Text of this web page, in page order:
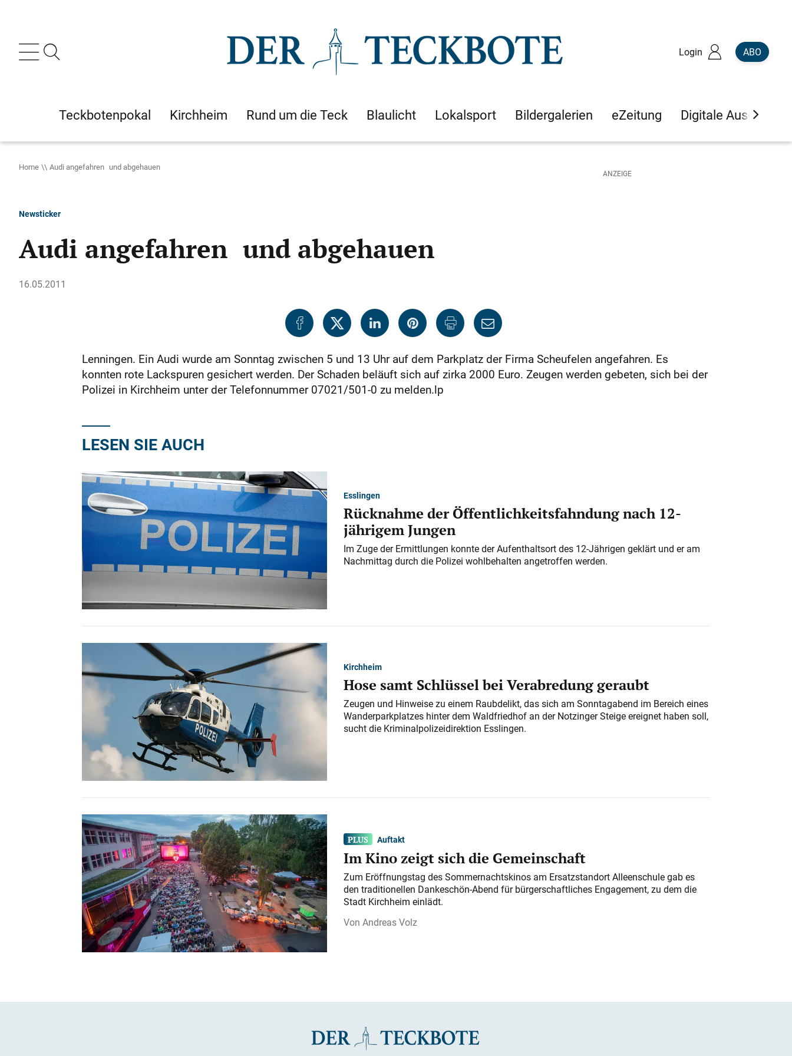
Login ABO
Teckbotenpokal Kirchheim Rund um die Teck Blaulicht Lokalsport Bildergalerien eZeitung Digitale Ausgaben
Home Audi angefahren und abgehauen
Newsticker
Audi angefahren und abgehauen
16.05.2011
Lenningen. Ein Audi wurde am Sonntag zwischen 5 und 13 Uhr auf dem Parkplatz der Firma Scheufelen angefahren. Es
konnten rote Lackspuren gesichert werden. Der Schaden beläuft sich auf zirka 2000 Euro. Zeugen werden gebeten, sich bei der
Polizei in Kirchheim unter der Telefonnummer 07021/501-0 zu melden.lp
LESEN SIE AUCH
Esslingen
Rücknahme der Öffentlichkeitsfahndung nach 12-
jährigem Jungen
Im Zuge der Ermittlungen konnte der Aufenthaltsort des 12-Jährigen geklärt und er am
Nachmittag durch die Polizei wohlbehalten angetroffen werden.
Kirchheim
Hose samt Schlüssel bei Verabredung geraubt
Zeugen und Hinweise zu einem Raubdelikt, das sich am Sonntagabend im Bereich eines
Wanderparkplatzes hinter dem Waldfriedhof an der Notzinger Steige ereignet haben soll,
sucht die Kriminalpolizeidirektion Esslingen.
Auftakt
Im Kino zeigt sich die Gemeinschaft
Zum Eröffnungstag des Sommernachtskinos am Ersatzstandort Alleenschule gab es
den traditionellen Dankeschön-Abend für bürgerschaftliches Engagement, zu dem die
Stadt Kirchheim einlädt.
Andreas Volz